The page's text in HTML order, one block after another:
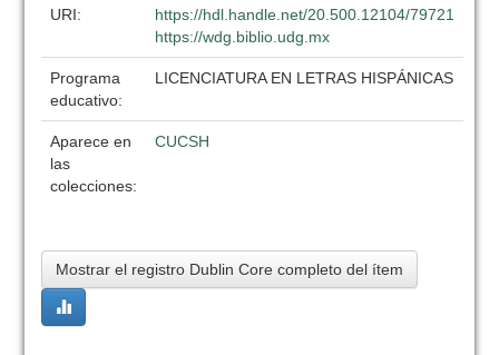
URI:
https://hdl.handle.net/20.500.12104/79721
https://wdg.biblio.udg.mx
Programa
educativo:
LICENCIATURA EN LETRAS HISPÁNICAS
Aparece en
las
colecciones:
CUCSH
Mostrar el registro Dublin Core completo del ítem